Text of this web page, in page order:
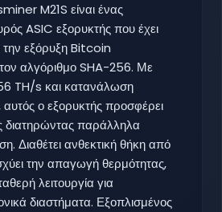
M21S είναι ένας
ASIC εξορυκτής που έχει
την εξόρυξη Bitcoin
αλγόριθμο SHA-256. Με
TH/s και κατανάλωση
ο εξορυκτής προσφέρει
διατηρώντας παράλληλα
Διαθέτει ανθεκτική θήκη από
την απαγωγή θερμότητας,
λειτουργία για
διαστήματα. Εξοπλισμένος